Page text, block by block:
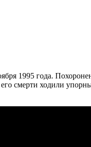
1995 года.
смерти ходили